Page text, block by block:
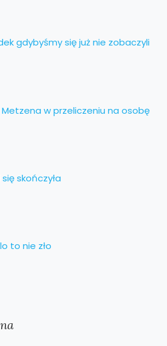
gdybyśmy się już nie zobaczyli
w przeliczeniu na osobę
skończyła
to nie zło